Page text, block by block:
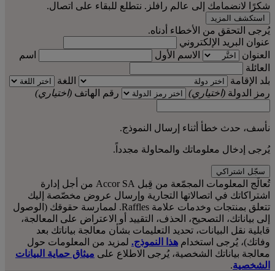
شكرًا لانضمامك إلى عالم رافلز. نتطلع للبقاء على اتصال.
استكشف المزيد
يُرجى التحقق من الأخطاء أدناه.
عنوان البريد الإلكتروني
العنوان
الاسم الأول
اسم
العائلة
بلد الإقامة
اللغة
رمز الدولة (اختياري) رقم الهاتف (اختياري)
نأسف، حدث خطأ أثناء إرسال النموذج.
يُرجى إدخال معلوماتك والمحاولة مجدداً.
سجّل اشتراكي
تُعالَج المعلومات المجمّعة من قِبل Accor SA من أجل إدارة
اشتراكاتك في اتصالاتها التجارية وإرسال عروض مخصّصة إليك
تتعلق بمنتجات وخدمات علامة Raffles. لممارسة حقوقك (الوصول
إلى بياناتك، التصحيح، الحذف، التقييد أو الاعتراض على المعالجة،
قابلية نقل البيانات، تحديد التعليمات بشأن معالجة بياناتك بعد
وفاتك)، يُرجى استخدام هذا النموذج. لمزيد من المعلومات حول
معالجة بياناتك الشخصية، يُرجى الاطلاع على ميثاق حماية البيانات
الشخصية.